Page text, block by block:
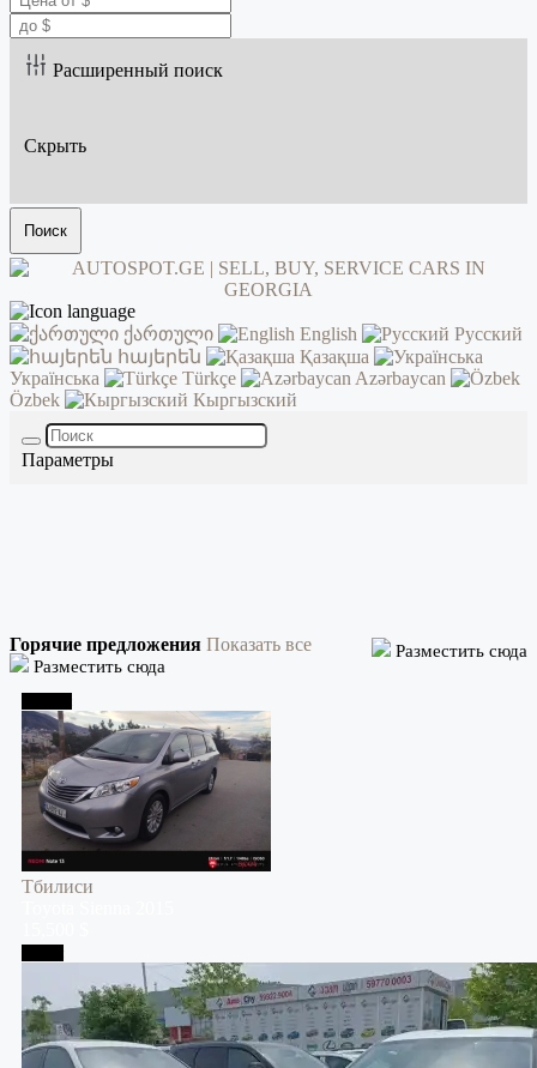
Расширенный поиск
Скрыть
Поиск
ქართული English
Русский
հայերեն
Қазақша
Українська
Türkçe
Azərbaycan
Özbek
Кыргызский
Параметры
Горячие предложения Показать все
Разместить сюда
Разместить сюда
Тбилиси